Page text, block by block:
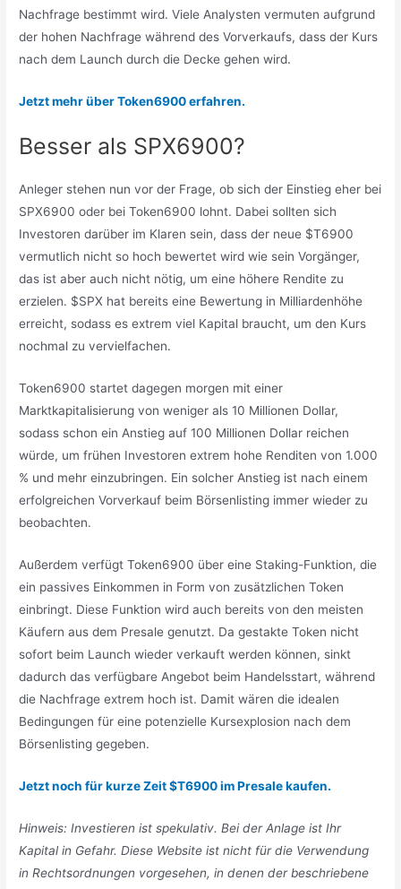
Nachfrage bestimmt wird. Viele Analysten vermuten aufgrund
der hohen Nachfrage während des Vorverkaufs, dass der Kurs
nach dem Launch durch die Decke gehen wird.
Jetzt mehr über Token6900 erfahren.
Besser als SPX6900?
Anleger stehen nun vor der Frage, ob sich der Einstieg eher bei
SPX6900 oder bei Token6900 lohnt. Dabei sollten sich
Investoren darüber im Klaren sein, dass der neue $T6900
vermutlich nicht so hoch bewertet wird wie sein Vorgänger,
das ist aber auch nicht nötig, um eine höhere Rendite zu
erzielen. $SPX hat bereits eine Bewertung in Milliardenhöhe
erreicht, sodass es extrem viel Kapital braucht, um den Kurs
nochmal zu vervielfachen.
Token6900 startet dagegen morgen mit einer
Marktkapitalisierung von weniger als 10 Millionen Dollar,
sodass schon ein Anstieg auf 100 Millionen Dollar reichen
würde, um frühen Investoren extrem hohe Renditen von 1.000
% und mehr einzubringen. Ein solcher Anstieg ist nach einem
erfolgreichen Vorverkauf beim Börsenlisting immer wieder zu
beobachten.
Außerdem verfügt Token6900 über eine Staking-Funktion, die
ein passives Einkommen in Form von zusätzlichen Token
einbringt. Diese Funktion wird auch bereits von den meisten
Käufern aus dem Presale genutzt. Da gestakte Token nicht
sofort beim Launch wieder verkauft werden können, sinkt
dadurch das verfügbare Angebot beim Handelsstart, während
die Nachfrage extrem hoch ist. Damit wären die idealen
Bedingungen für eine potenzielle Kursexplosion nach dem
Börsenlisting gegeben.
Jetzt noch für kurze Zeit $T6900 im Presale kaufen.
Hinweis: Investieren ist spekulativ. Bei der Anlage ist Ihr
Kapital in Gefahr. Diese Website ist nicht für die Verwendung
in Rechtsordnungen vorgesehen, in denen der beschriebene